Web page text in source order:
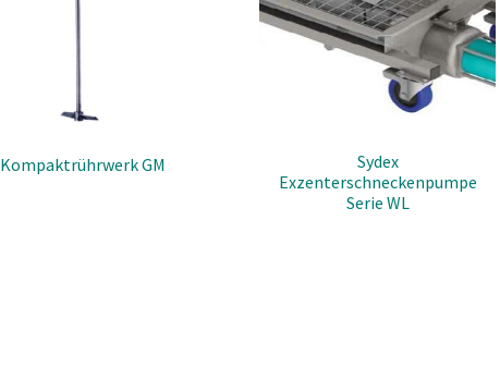
Kompaktrührwerk GM
Sydex
Exzenterschneckenpumpe
Serie WL